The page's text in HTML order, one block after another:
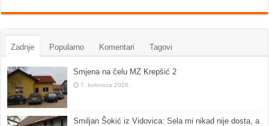
Zadnje Popularno Komentari Tagovi
Smjena na čelu MZ Krepšić 2
7. kolovoza 2026.
Smiljan Šokić iz Vidovica: Sela mi nikad nije dosta, a